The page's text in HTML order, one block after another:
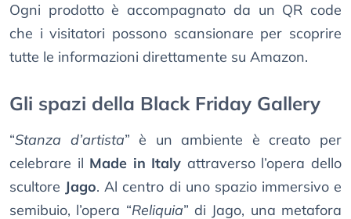
Ogni prodotto è accompagnato da un QR code
che i visitatori possono scansionare per scoprire
tutte le informazioni direttamente su Amazon.
Gli spazi della Black Friday Gallery
“Stanza d’artista” è un ambiente è creato per
celebrare il Made in Italy attraverso l’opera dello
scultore Jago. Al centro di uno spazio immersivo e
semibuio, l’opera “Reliquia” di Jago, una metafora